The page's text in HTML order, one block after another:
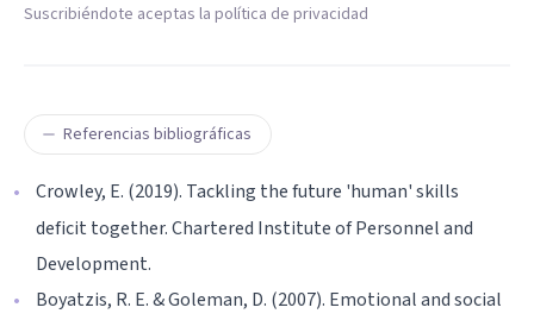
Suscribiéndote aceptas la política de privacidad
Referencias bibliográficas
Crowley, E. (2019). Tackling the future 'human' skills
deficit together. Chartered Institute of Personnel and
Development.
Boyatzis, R. E. & Goleman, D. (2007). Emotional and social